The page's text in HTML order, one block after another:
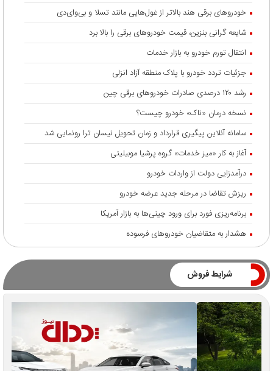
خودروهای برقی هند بالاتر از غول‌هایی مانند تسلا و بی‌وای‌دی
شایعه گرانی بنزین، قیمت خودروهای برقی را بالا برد
انتقال تورم خودرو به بازار خدمات
جزئیات تردد خودرو با پلاک منطقه آزاد انزلی
رشد ۱۲۰ درصدی صادرات خودروهای برقی چین
نسخه درمان «ناک» خودرو چیست؟
سامانه آنلاین پیگیری قرارداد‌ و زمان تحویل نیسان ترا رونمایی شد
آغاز به کار «میز خدمات» گروه پرشیا موبیلیتی
درآمدزایی دولت از واردات خودرو
ریزش تقاضا در مرحله جدید عرضه خودرو
برنامه‌ریزی فورد برای ورود چینی‌ها به بازار آمریکا
هشدار به متقاضیان خودروهای فرسوده
شرایط فروش